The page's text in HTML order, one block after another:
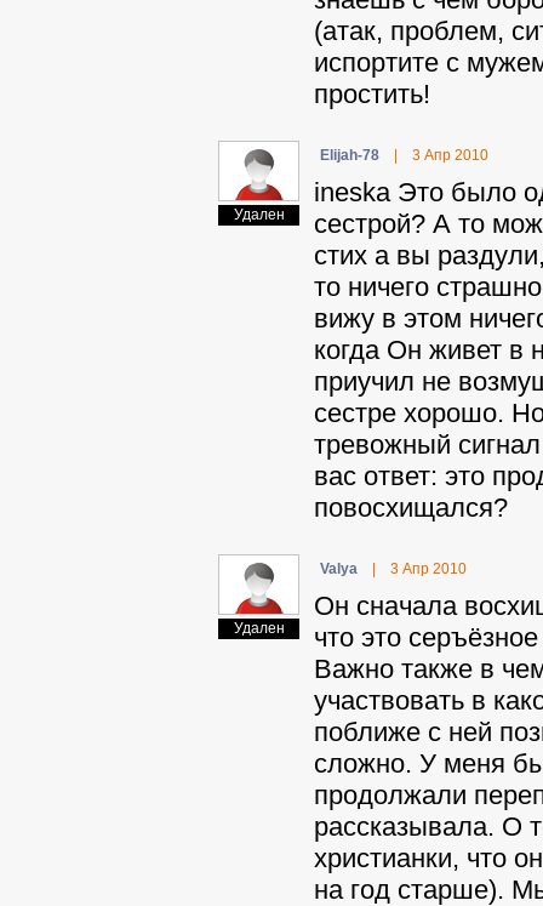
(атак, проблем,
испортите с
простить!
Удален
Elijah-78 3 Апр 2010
ineska Это было
сестрой? А то
стих а вы
то ничего
вижу в этом
когда Он живет в
приучил не
сестре хорошо.
тревожный
вас ответ: это
повосхищался?
Удален
Valya 3 Апр 2010
Он сначала
что это
Важно также в
участвовать в
поближе с ней
сложно. У меня
продолжали
рассказывала. О
христианки, что
на год старше).